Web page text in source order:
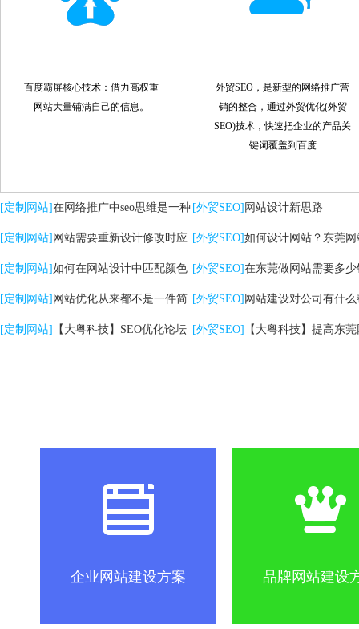
百度霸屏核心技术：借力高权重
网站大量铺满自己的信息。
外贸SEO，是新型的网络推广营
销的整合，通过外贸优化(外贸
SEO)技术，快速把企业的产品关
键词覆盖到百度
[定制网站]在网络推广中seo思维是一种
策略
[定制网站] 网站需要重新设计修改时应
注意哪些问题
[定制网站]如何在网站设计中匹配颜色
[定制网站] 网站优化从来都不是一件简
单的事情
[定制网站] 【大粤科技】SEO优化论坛
[外贸SEO] 网站设计新思路
[外贸SEO]如何设计网站？东莞网
计的核心是什么？
[外贸SEO]在东莞做网站需要多少
[外贸SEO] 网站建设对公司有什么
助？
[外贸SEO] 【大粤科技】提高东
企业网站建设方案 品牌网站建设